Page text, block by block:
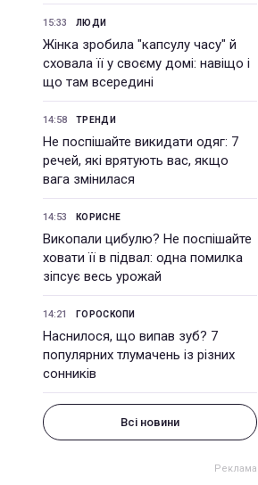
15:33 ЛЮДИ
Жінка зробила "капсулу часу" й
сховала її у своєму домі: навіщо і
що там всередині
14:58 ТРЕНДИ
Не поспішайте викидати одяг: 7
речей, які врятують вас, якщо
вага змінилася
14:53 КОРИСНЕ
Викопали цибулю? Не поспішайте
ховати її в підвал: одна помилка
зіпсує весь урожай
14:21 ГОРОСКОПИ
Наснилося, що випав зуб? 7
популярних тлумачень із різних
сонників
Всі новини